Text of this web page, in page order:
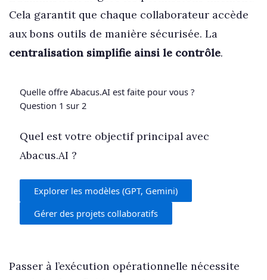
Cela garantit que chaque collaborateur accède
aux bons outils de manière sécurisée. La
centralisation simplifie ainsi le contrôle.
Quelle offre Abacus.AI est faite pour vous ?
Question 1 sur 2
Quel est votre objectif principal avec
Abacus.AI ?
Explorer les modèles (GPT, Gemini)
Gérer des projets collaboratifs
Passer à l’exécution opérationnelle nécessite